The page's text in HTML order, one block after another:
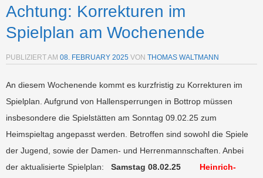
Achtung: Korrekturen im
Spielplan am Wochenende
PUBLIZIERT AM 08. FEBRUARY 2025 VON THOMAS WALTMANN
An diesem Wochenende kommt es kurzfristig zu Korrekturen im
Spielplan. Aufgrund von Hallensperrungen in Bottrop müssen
insbesondere die Spielstätten am Sonntag 09.02.25 zum
Heimspieltag angepasst werden. Betroffen sind sowohl die Spiele
der Jugend, sowie der Damen- und Herrenmannschaften. Anbei
der aktualisierte Spielplan: Samstag 08.02.25
Heinrich-